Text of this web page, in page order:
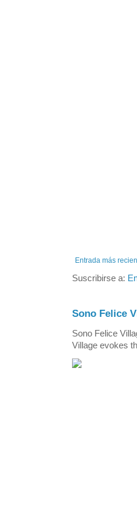
Entrada más
Suscribirse a:
Sono Felice
Sono Felice
Village evokes